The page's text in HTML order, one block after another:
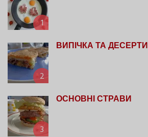
1
2
ВИПІЧКА ТА ДЕСЕРТИ
3
ОСНОВНІ СТРАВИ